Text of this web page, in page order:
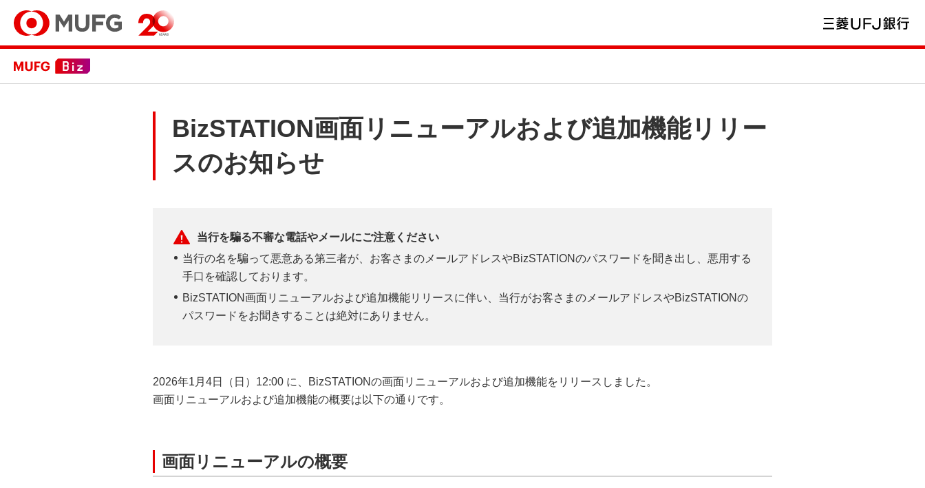
BizSTATION画面リニューアルおよび追加機能リリー
スのお知らせ
当行を騙る不審な電話やメールにご注意ください
当行の名を騙って悪意ある第三者が、お客さまのメールアドレスやBizSTATIONのパスワードを聞き出し、悪用する
手口を確認しております。
BizSTATION画面リニューアルおよび追加機能リリースに伴い、当行がお客さまのメールアドレスやBizSTATIONの
パスワードをお聞きすることは絶対にありません。
2026年1月4日（日）12:00 に、BizSTATIONの画面リニューアルおよび追加機能をリリースしました。
画面リニューアルおよび追加機能の概要は以下の通りです。
画面リニューアルの概要